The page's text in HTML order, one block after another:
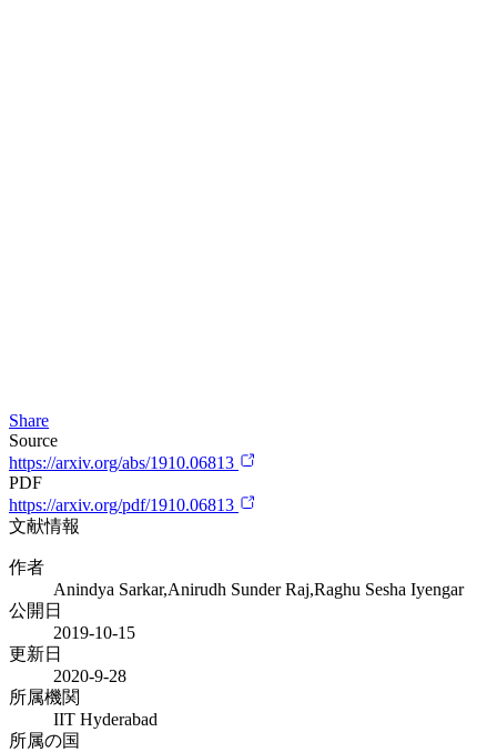
Share
Source
https://arxiv.org/abs/1910.06813
PDF
https://arxiv.org/pdf/1910.06813
文献情報
作者
Anindya Sarkar,Anirudh Sunder Raj,Raghu Sesha Iyengar
公開日
2019-10-15
更新日
2020-9-28
所属機関
IIT Hyderabad
所属の国